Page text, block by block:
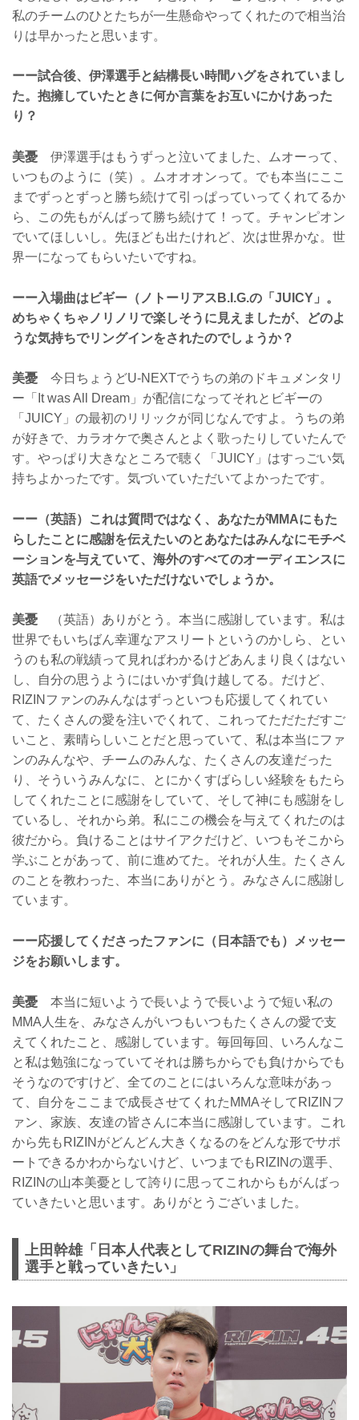
私のチームのひとたちが一生懸命やってくれたので相当治
りは早かったと思います。
ーー試合後、伊澤選手と結構長い時間ハグをされていまし
た。抱擁していたときに何か言葉をお互いにかけあった
り？
美憂 伊澤選手はもうずっと泣いてました、ムオーって、
いつものように（笑）。ムオオオンって。でも本当にここ
までずっとずっと勝ち続けて引っぱっていってくれてるか
ら、この先もがんばって勝ち続けて！って。チャンピオン
でいてほしいし。先ほども出たけれど、次は世界かな。世
界一になってもらいたいですね。
ーー入場曲はビギー（ノトーリアスB.I.G.の「JUICY」。
めちゃくちゃノリノリで楽しそうに見えましたが、どのよ
うな気持ちでリングインをされたのでしょうか？
美憂 今日ちょうどU-NEXTでうちの弟のドキュメンタリ
ー「It was All Dream」が配信になってそれとビギーの
「JUICY」の最初のリリックが同じなんですよ。うちの弟
が好きで、カラオケで奥さんとよく歌ったりしていたんで
す。やっぱり大きなところで聴く「JUICY」はすっごい気
持ちよかったです。気づいていただいてよかったです。
ーー（英語）これは質問ではなく、あなたがMMAにもた
らしたことに感謝を伝えたいのとあなたはみんなにモチベ
ーションを与えていて、海外のすべてのオーディエンスに
英語でメッセージをいただけないでしょうか。
美憂 （英語）ありがとう。本当に感謝しています。私は
世界でもいちばん幸運なアスリートというのかしら、とい
うのも私の戦績って見ればわかるけどあんまり良くはない
し、自分の思うようにはいかず負け越してる。だけど、
RIZINファンのみんなはずっといつも応援してくれてい
て、たくさんの愛を注いでくれて、これってただただすご
いこと、素晴らしいことだと思っていて、私は本当にファ
ンのみんなや、チームのみんな、たくさんの友達だった
り、そういうみんなに、とにかくすばらしい経験をもたら
してくれたことに感謝をしていて、そして神にも感謝をし
ているし、それから弟。私にこの機会を与えてくれたのは
彼だから。負けることはサイアクだけど、いつもそこから
学ぶことがあって、前に進めてた。それが人生。たくさん
のことを教わった、本当にありがとう。みなさんに感謝し
ています。
ーー応援してくださったファンに（日本語でも）メッセー
ジをお願いします。
美憂 本当に短いようで長いようで長いようで短い私の
MMA人生を、みなさんがいつもいつもたくさんの愛で支
えてくれたこと、感謝しています。毎回毎回、いろんなこ
と私は勉強になっていてそれは勝ちからでも負けからでも
そうなのですけど、全てのことにはいろんな意味があっ
て、自分をここまで成長させてくれたMMAそしてRIZINフ
ァン、家族、友達の皆さんに本当に感謝しています。これ
から先もRIZINがどんどん大きくなるのをどんな形でサポ
ートできるかわからないけど、いつまでもRIZINの選手、
RIZINの山本美憂として誇りに思ってこれからもがんばっ
ていきたいと思います。ありがとうございました。
上田幹雄「日本人代表としてRIZINの舞台で海外
選手と戦っていきたい」